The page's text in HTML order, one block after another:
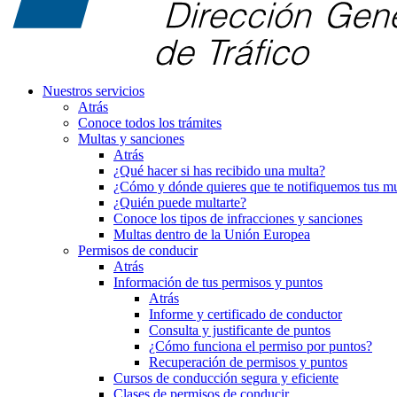
Nuestros servicios
Atrás
Conoce todos los trámites
Multas y sanciones
Atrás
¿Qué hacer si has recibido una multa?
¿Cómo y dónde quieres que te notifiquemos tus
¿Quién puede multarte?
Conoce los tipos de infracciones y sanciones
Multas dentro de la Unión Europea
Permisos de conducir
Atrás
Información de tus permisos y puntos
Atrás
Informe y certificado de conductor
Consulta y justificante de puntos
¿Cómo funciona el permiso por puntos?
Recuperación de permisos y puntos
Cursos de conducción segura y eficiente